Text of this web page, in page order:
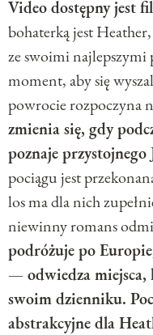
Video dostępny jest
bohaterką jest
ze swoimi
moment, aby się
powrocie rozpoczyna
zmienia się, gdy
poznaje przystojnego
pociągu jest
los ma dla nich
niewinny romans
podróżuje po
— odwiedza miejsca,
swoim dzienniku.
abstrakcyjne dla